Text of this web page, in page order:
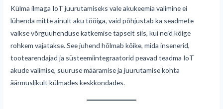
Külma ilmaga IoT juurutamiseks vale akukeemia valimine ei
lühenda mitte ainult aku tööiga, vaid põhjustab ka seadmete
vaikse võrguühenduse katkemise täpselt siis, kui neid kõige
rohkem vajatakse. See juhend hõlmab kõike, mida insenerid,
tootearendajad ja süsteemiintegraatorid peavad teadma IoT
akude valimise, suuruse määramise ja juurutamise kohta
äärmuslikult külmades keskkondades.